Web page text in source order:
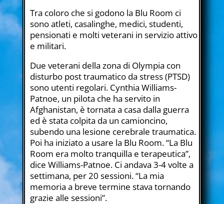
Tra coloro che si godono la Blu Room ci
sono atleti, casalinghe, medici, studenti,
pensionati e molti veterani in servizio attivo
e militari.
Due veterani della zona di Olympia con
disturbo post traumatico da stress (PTSD)
sono utenti regolari. Cynthia Williams-
Patnoe, un pilota che ha servito in
Afghanistan, è tornata a casa dalla guerra
ed è stata colpita da un camioncino,
subendo una lesione cerebrale traumatica.
Poi ha iniziato a usare la Blu Room. “La Blu
Room era molto tranquilla e terapeutica”,
dice Williams-Patnoe. Ci andava 3-4 volte a
settimana, per 20 sessioni. “La mia
memoria a breve termine stava tornando
grazie alle sessioni”.